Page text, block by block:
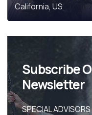
California, US
Subscribe
Newsletter
SPECIAL ADVISORS